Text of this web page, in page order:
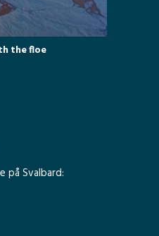
the floe
på Svalbard: